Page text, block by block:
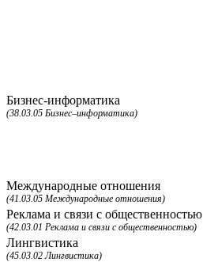
Бизнес-информатика
(38.03.05 Бизнес–информатика)
Международные отношения
(41.03.05 Международные отношения)
Реклама и связи с общественностью
(42.03.01 Реклама и связи с общественностью)
Лингвистика
(45.03.02 Лингвистика)